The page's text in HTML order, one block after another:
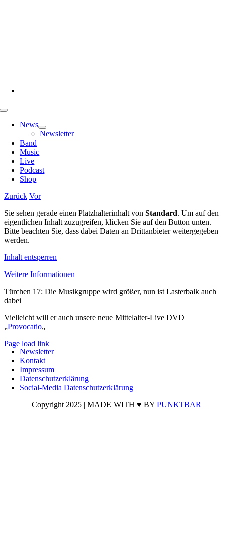
Toggle
NavigationNews
Newsletter
Band
Music
Live
Podcast
Shop
Zurück Vor
Sie sehen gerade einen Platzhalterinhalt von Standard. Um auf den
eigentlichen Inhalt zuzugreifen, klicken Sie auf den Button unten.
Bitte beachten Sie, dass dabei Daten an Drittanbieter weitergegeben
werden.
Inhalt entsperren
Weitere Informationen
Türchen 17: Die Musikgruppe wird größer, nun ist Lasterbalk auch
dabei
Vielleicht will er auch unsere neue Mittelalter-Live DVD
„Provocatio„
Newsletter
Kontakt
Impressum
Datenschutzerklärung
Social-Media Datenschutzerklärung
Copyright 2025 | MADE WITH ♥ BY PUNKTBAR
Page load link
Nach
oben